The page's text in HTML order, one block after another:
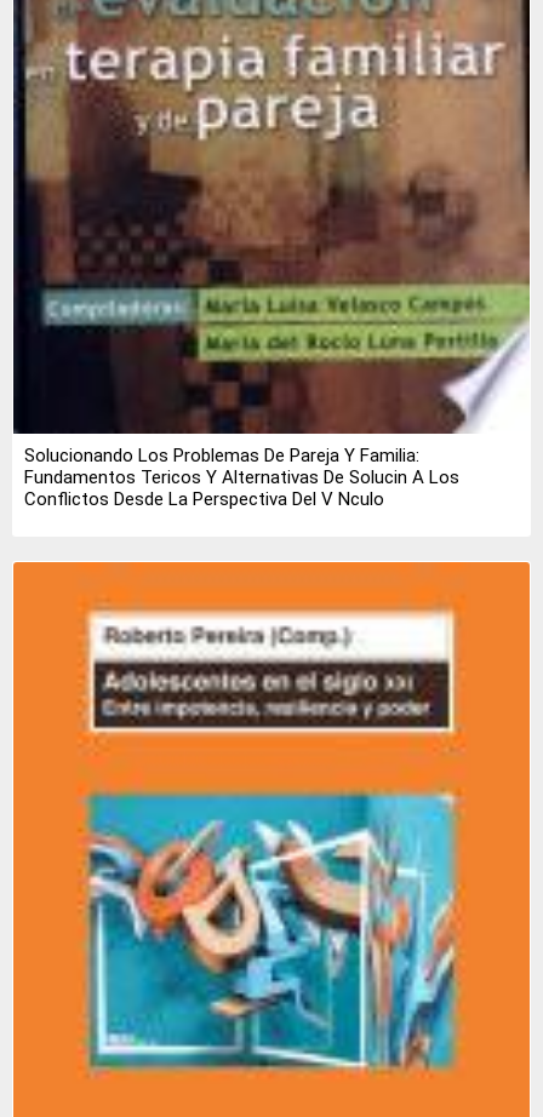
Solucionando Los Problemas De Pareja Y Familia:
Fundamentos Tericos Y Alternativas De Solucin A Los
Conflictos Desde La Perspectiva Del V Nculo